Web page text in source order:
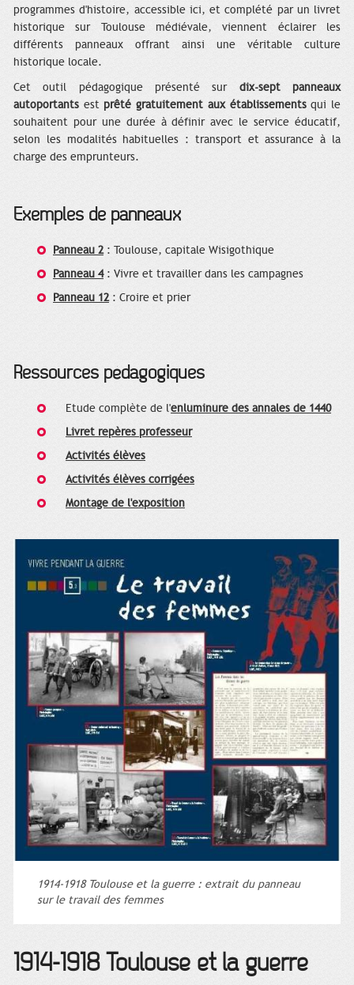
programmes d'histoire, accessible ici, et complété par un livret
historique sur Toulouse médiévale, viennent éclairer les
différents panneaux offrant ainsi une véritable culture
historique locale.
Cet outil pédagogique présenté sur dix-sept panneaux
autoportants est prêté gratuitement aux établissementsqui le
souhaitent pour une durée à définir avec le service éducatif,
selon les modalités habituelles : transport et assurance à la
charge des emprunteurs.
Exemples de panneaux
Panneau 2: Toulouse, capitale Wisigothique
Panneau 4: Vivre et travailler dans les campagnes
Panneau 12: Croire et prier
Ressources pédagogiques
Etude complète de l'enluminure des annales de 1440
Livret repères professeur
Activités élèves
Activités élèves corrigées
Montage de l'exposition
1914-1918 Toulouse et la guerre : extrait du panneau
sur le travail des femmes
1914-1918 Toulouse et la guerre